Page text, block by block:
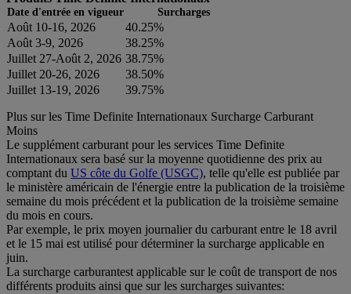
Date d'entrée en vigueur Surcharges
Août 10-16, 2026
40.25%
Août 3-9, 2026
38.25%
Juillet 27-Août 2, 2026 38.75%
Juillet 20-26, 2026
38.50%
Juillet 13-19, 2026
39.75%
Plus sur les Time Definite Internationaux Surcharge Carburant
Moins
Le supplément carburant pour les services Time Definite
Internationaux sera basé sur la moyenne quotidienne des prix au
comptant du US côte du Golfe (USGC), telle qu'elle est publiée par
le ministère américain de l'énergie entre la publication de la troisième
semaine du mois précédent et la publication de la troisième semaine
du mois en cours.
Par exemple, le prix moyen journalier du carburant entre le 18 avril
et le 15 mai est utilisé pour déterminer la surcharge applicable en
juin.
La surcharge carburantest applicable sur le coût de transport de nos
différents produits ainsi que sur les surcharges suivantes: